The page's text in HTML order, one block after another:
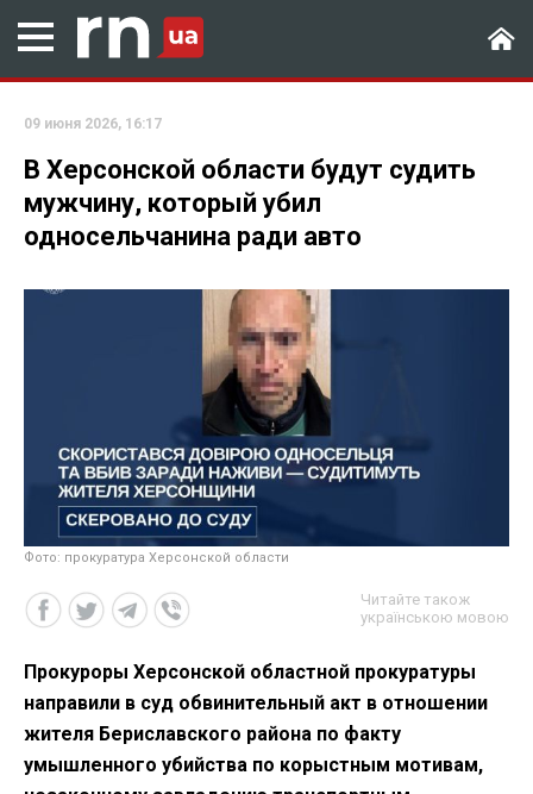
09 июня 2026, 16:17
В Херсонской области будут судить
мужчину, который убил
односельчанина ради авто
Фото: прокуратура Херсонской области
Читайте також
українською мовою
Прокуроры Херсонской областной прокуратуры
направили в суд обвинительный акт в отношении
жителя Бериславского района по факту
умышленного убийства по корыстным мотивам,